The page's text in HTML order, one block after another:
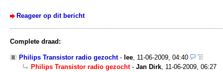
Reageer op dit bericht
Complete draad:
Philips Transistor radio gezocht- lee, 11-06-2009, 04:40
Philips Transistor radio gezocht- Jan Dirk, 11-06-2009, 06:27